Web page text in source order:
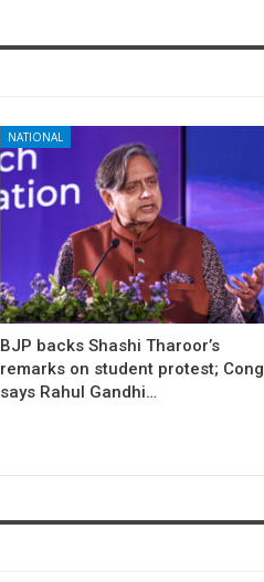
NATIONAL
BJP backs Shashi Tharoor’s
remarks on student protest; Cong
says Rahul Gandhi…